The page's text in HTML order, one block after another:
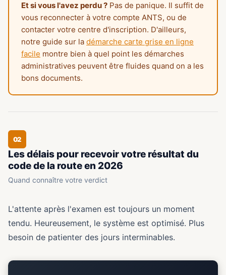
Et si vous l'avez perdu ? Pas de panique. Il suffit de
vous reconnecter à votre compte ANTS, ou de
contacter votre centre d'inscription. D'ailleurs,
notre guide sur la démarche carte grise en ligne
facile montre bien à quel point les démarches
administratives peuvent être fluides quand on a les
bons documents.
02
Les délais pour recevoir votre résultat du
code de la route en 2026
Quand connaître votre verdict
L'attente après l'examen est toujours un moment
tendu. Heureusement, le système est optimisé. Plus
besoin de patienter des jours interminables.